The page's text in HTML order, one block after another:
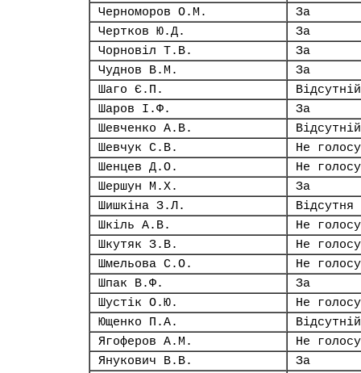
Черноморов О.М.
За
Чертков Ю.Д.
За
Чорновіл Т.В.
За
Чуднов В.М.
За
Шаго Є.П.
Відсутній
Шаров І.Ф.
За
Шевченко А.В.
Відсутній
Шевчук С.В.
Не
Шенцев Д.О.
Не
Шершун М.Х.
За
Шишкіна З.Л.
Відсутня
Шкіль А.В.
Не
Шкутяк З.В.
Не
Шмельова С.О.
Не
Шпак В.Ф.
За
Шустік О.Ю.
Не
Ющенко П.А.
Відсутній
Ягоферов А.М.
Не
Янукович В.В.
За